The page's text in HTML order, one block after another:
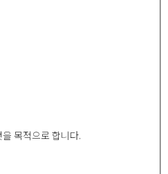
목적으로 합니다.